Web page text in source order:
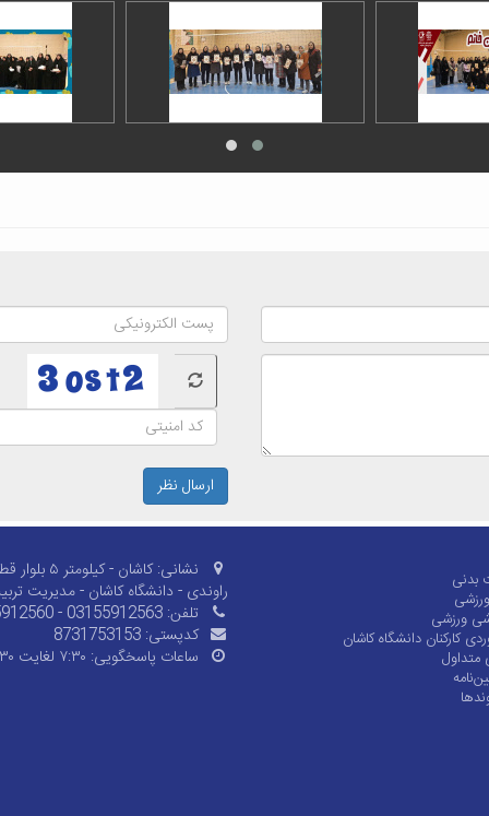
ارسال نظر
بدنی
ورزشی
کارکنان دانشگاه کاشان
نشانی:
کاشان - کیلومتر ۵
راوندی - دانشگاه کاشان - مدیریت
تلفن: - 03155912563
کدپستی: 8731753153
ساعات پاسخگویی: ۷:۳۰ لغایت ۱۵:۳۰